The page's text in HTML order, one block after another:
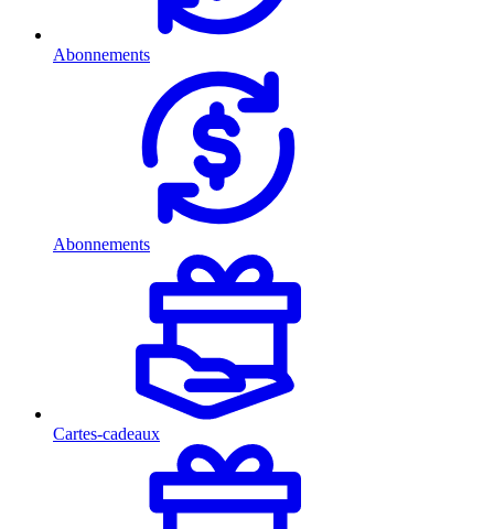
Abonnements
Abonnements
Cartes-cadeaux